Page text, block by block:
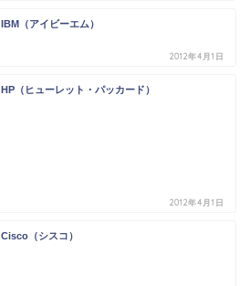
IBM（アイビーエム）
2012年4月1日
HP（ヒューレット・パッカード）
2012年4月1日
Cisco（シスコ）